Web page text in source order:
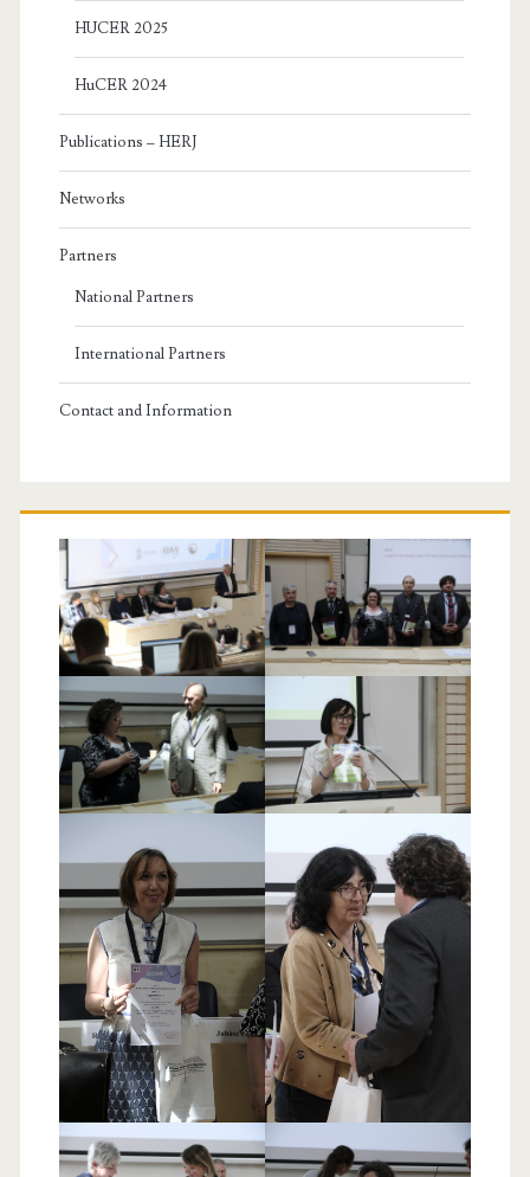
HUCER 2025
HuCER 2024
Publications – HERJ
Networks
Partners
National Partners
International Partners
Contact and Information